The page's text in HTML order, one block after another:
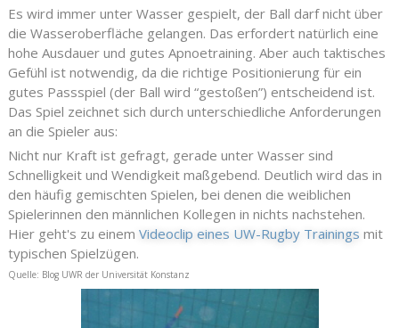
Es wird immer unter Wasser gespielt, der Ball darf nicht über
die Wasseroberfläche gelangen. Das erfordert natürlich eine
hohe Ausdauer und gutes Apnoetraining. Aber auch taktisches
Gefühl ist notwendig, da die richtige Positionierung für ein
gutes Passspiel (der Ball wird “gestoßen”) entscheidend ist.
Das Spiel zeichnet sich durch unterschiedliche Anforderungen
an die Spieler aus:
Nicht nur Kraft ist gefragt, gerade unter Wasser sind
Schnelligkeit und Wendigkeit maßgebend. Deutlich wird das in
den häufig gemischten Spielen, bei denen die weiblichen
Spielerinnen den männlichen Kollegen in nichts nachstehen.
Hier geht's zu einem Videoclip eines UW-Rugby Trainings mit
typischen Spielzügen.
Quelle: Blog UWR der Universität Konstanz